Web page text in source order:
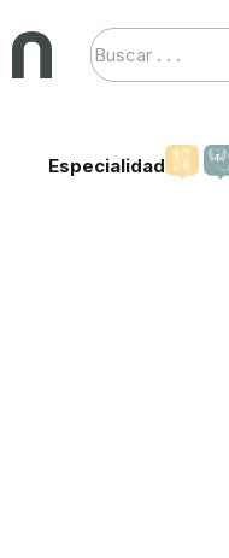
Especialidad